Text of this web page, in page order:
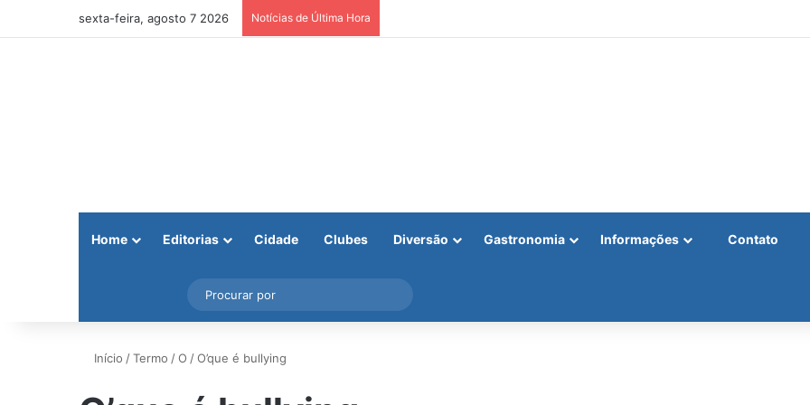
sexta-feira, agosto 7 2026 Notícias de Última Hora
Home Editorias Cidade Clubes Diversão Gastronomia Informações Contato
Instagram
Barra Lateral
por
Início /Termo /O /O’que é bullying